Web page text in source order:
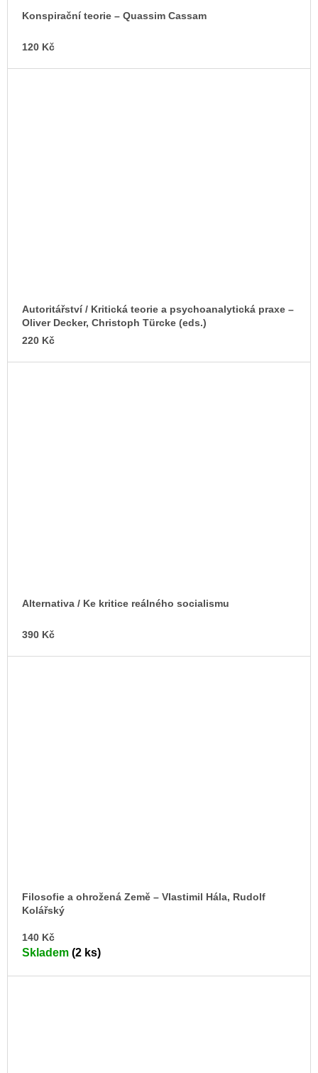
Konspirační teorie – Quassim Cassam
120 Kč
Autoritářství / Kritická teorie a psychoanalytická praxe –⁠
Oliver Decker, Christoph Türcke (eds.)
220 Kč
Alternativa / Ke kritice reálného socialismu
390 Kč
Filosofie a ohrožená Země – Vlastimil Hála, Rudolf
Kolářský
140 Kč
Skladem (2 ks)